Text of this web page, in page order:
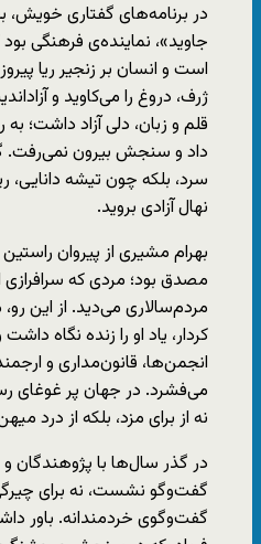
در برنامه‌های گفتاری خويش،
جاويد»، نماينده‌ی فرهنگی
است و انسان بر زنجير ريا
ژرف، دروغ را می‌كاويد و
قلم و زبان، دلی آزاد داشت؛
داد و سنجش بيرون نمی‌رفت.
سرد، بلكه چون تيشه‌ دانايی،
نهال آزادی برويد.
بهرام مشيری از پيروان
مصدق بود؛ مردی كه سرافرازی
مردم‌سالاری می‌ديد. از اين
كردار، ياد او را زنده نگاه
انجمن‌ها، قانون‌مداری و
می‌فشرد. در جهان پر غوغای
نه از برای مزد، بلكه از
در گذر سال‌ها با پژوهندگان
گفت‌وگو نشست، نه برای
گفت‌وگوی خردمندانه. باور